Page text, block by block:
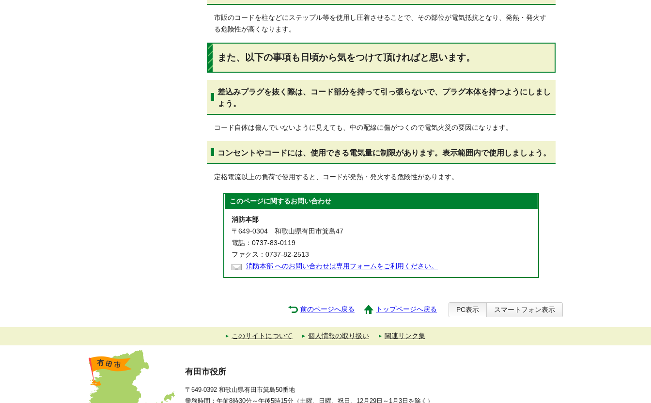
市販のコードを柱などにステップル等を使用し圧着させることで、その部位が電気抵抗となり、発熱・発火す
る危険性が高くなります。
また、以下の事項も日頃から気をつけて頂ければと思います。
差込みプラグを抜く際は、コード部分を持って引っ張らないで、プラグ本体を持つようにしまし
ょう。
コード自体は傷んでいないように見えても、中の配線に傷がつくので電気火災の要因になります。
コンセントやコードには、使用できる電気量に制限があります。表示範囲内で使用しましょう。
定格電流以上の負荷で使用すると、コードが発熱・発火する危険性があります。
このページに関するお問い合わせ
消防本部
〒649-0304 和歌山県有田市箕島47
電話：0737-83-0119
ファクス：0737-82-2513
消防本部 へのお問い合わせは専用フォームをご利用ください。
前のページへ戻る トップページへ戻る PC表示 スマートフォン表示
このサイトについて 個人情報の取り扱い 関連リンク集
有田市役所
〒649-0392 和歌山県有田市箕島50番地
業務時間：午前8時30分～午後5時15分（土曜、日曜、祝日、12月29日～1月3日を除く）